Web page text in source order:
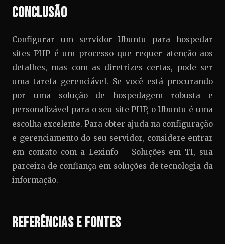
Conclusão
Configurar um servidor Ubuntu para hospedar
sites PHP é um processo que requer atenção aos
detalhes, mas com as diretrizes certas, pode ser
uma tarefa gerenciável. Se você está procurando
por uma solução de hospedagem robusta e
personalizável para o seu site PHP, o Ubuntu é uma
escolha excelente. Para obter ajuda na configuração
e gerenciamento do seu servidor, considere entrar
em contato com a Lexinfo – Soluções em TI, sua
parceira de confiança em soluções de tecnologia da
informação.
Referências e Fontes